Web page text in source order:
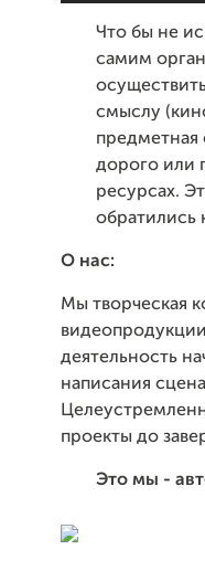
Что бы не
самим
смыслу
предметная
дорого или
ресурсах.
обратились
О нас:
Мы творческая
деятельность
написания
проекты до
Это мы -